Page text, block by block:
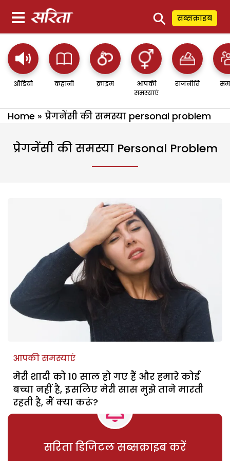
⚲ सब्सक्राइब
ऑडियो कहानी क्राइम
आपकी
समस्याएं
राजनीति
Home » प्रेगनेंसी की समस्या personal problem
प्रेगनेंसी की समस्या Personal Problem
आपकी समस्याएं
मेरी शादी को 10 साल हो गए हैं और हमारे कोई
बच्चा नहीं है, इसलिए मेरी सास मुझे ताने मारती
रहती है, मैं क्या करूं?
सरिता डिजिटल सब्सक्राइब करें